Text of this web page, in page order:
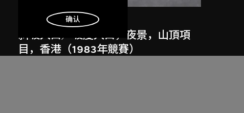
扎哈．哈迪德
斜坡入口／坡度入口，夜景，山頂項
目，香港（1983年競賽）
明白
确认